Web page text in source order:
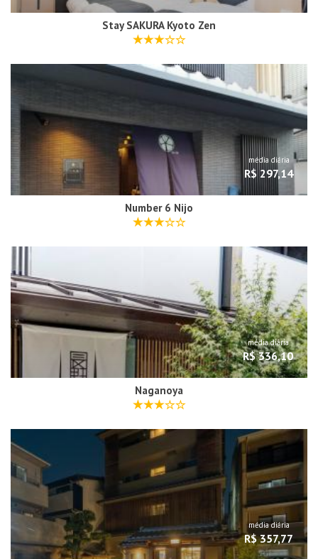
Stay SAKURA Kyoto Zen
média diária
R$ 297,14
Number 6 Nijo
média diária
R$ 336,10
Naganoya
média diária
R$ 357,77